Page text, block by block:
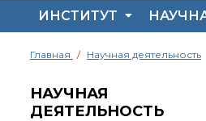
ИНСТИТУТ
моменты научной
Н. Д. Зелинского
История ИОХ РАН
ИОХ РАН
пользования Института
органической химии
Главная Научная деятельность
НАУЧНАЯ
ДЕЯТЕЛЬНОСТЬ